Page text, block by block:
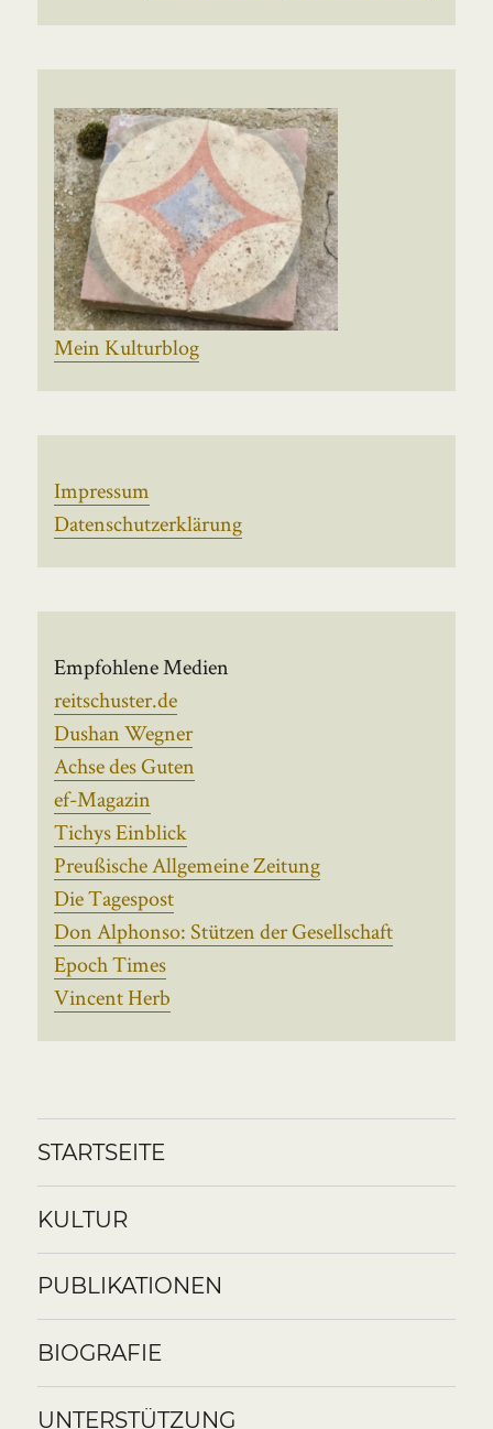
Mein Kulturblog
Impressum
Datenschutzerklärung
Empfohlene Medien
reitschuster.de
Dushan Wegner
Achse des Guten
ef-Magazin
Tichys Einblick
Preußische Allgemeine Zeitung
Die Tagespost
Don Alphonso: Stützen der Gesellschaft
Epoch Times
Vincent Herb
STARTSEITE
KULTUR
PUBLIKATIONEN
BIOGRAFIE
UNTERSTÜTZUNG